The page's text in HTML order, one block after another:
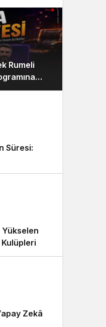
Rumeli
Süresi:
Yükselen
Zekâ